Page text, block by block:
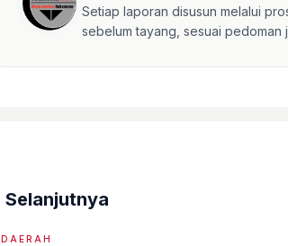
Setiap laporan disusun melalui
sebelum tayang, sesuai pedoman
Selanjutnya
DAERAH